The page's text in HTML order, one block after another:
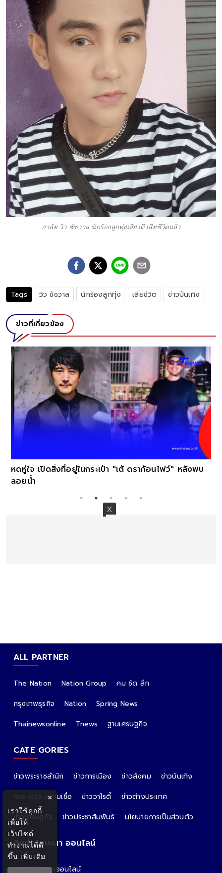
อาลัย วิว ชัชวาล นักร้องลูกทุ่งเสียงดี เสียชีวิตแล้ว
Tags วิว ชัชวาล นักร้องลูกทุ่ง เสียชีวิต ข่าวบันเทิง
ข่าวที่เกี่ยวข้อง
หดหู่ใจ เปิดสิ่งที่อยู่ในกระเป๋า "เต้ ดราก้อนไฟว์" หลังพบ
ลอยน้ำ
ALL PARTNER
The Nation Nation Group
คม ชัด ลึก
กรุงเทพธุรกิจ
Nation
Spring News
Thainewsonline
Tnews ฐานเศรษฐกิจ
CATE GORIES
ข่าวพระราชสำนัก ข่าวการเมือง ข่าวสังคม
ข่าวบันเทิง
หวย ดวง ความเชื่อ
ข่าววาไรตี้
ข่าวต่างประเทศ
ข่าวเศรษฐกิจ
ข่าวประชาสัมพันธ์ นโยบายการเป็นส่วนตัว
ติดต่อโฆษณา ออนไลน์
ติดต่อโฆษณาออนไลน์
×
เราใช้คุกกี้
เพื่อให้
เว็บไซต์
ทำงานได้ดี
ขึ้น เพิ่มเติม